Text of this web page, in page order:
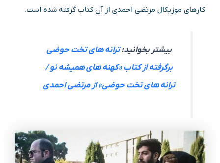
کارهای موزیکال مرتضی احمدی از آن کتاب گرفته شده است.
بیشتر بخوانید:ترانه های تخت حوضی
برگرفته از کتاب «کهنه های همیشه نو /
ترانه های تخت حوضی» از مرتضی احمدی